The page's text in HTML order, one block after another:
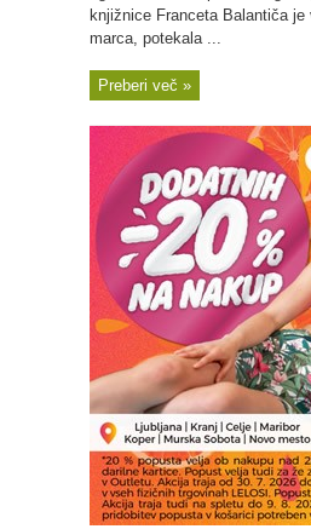
knjižnice Franceta Balantiča
marca, potekala ...
Preberi več »